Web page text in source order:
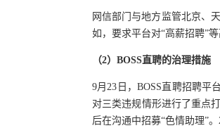
网信部门与地方监管北京、
如，要求平台对“高薪招聘”
（2） BOSS直聘的治理措施
9月23日，BOSS直聘招聘平
对三类违规情形进行了重点
后在沟通中招募“色情助理”